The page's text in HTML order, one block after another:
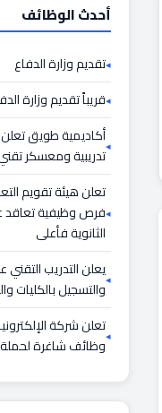
أحدث الوظائف
تقديم وزارة الدفاع
قريباً تقديم وزارة
تدريبية ومعسكر
تعلن هيئة تقويم
فرص وظيفية
الثانوية فأعلى
يعلن التدريب
والتسجيل بالكليات
تعلن شركة
وظائف شاغرة لحملة